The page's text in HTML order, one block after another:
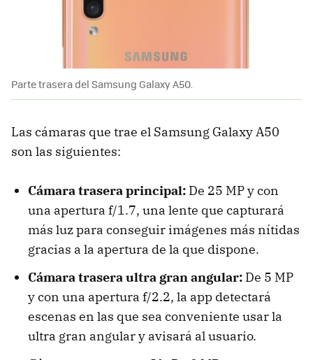
Parte trasera del Samsung Galaxy A50.
Las cámaras que trae el Samsung Galaxy A50
son las siguientes:
Cámara trasera principal: De 25 MP y con
una apertura f/1.7, una lente que capturará
más luz para conseguir imágenes más nítidas
gracias a la apertura de la que dispone.
Cámara trasera ultra gran angular: De 5 MP
y con una apertura f/2.2, la app detectará
escenas en las que sea conveniente usar la
ultra gran angular y avisará al usuario.